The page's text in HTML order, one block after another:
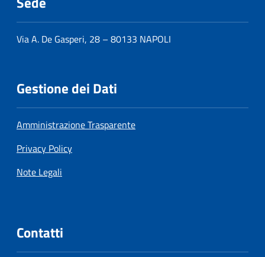
Via A. De Gasperi, 28 – 80133 NAPOLI
Gestione dei Dati
Amministrazione Trasparente
Privacy Policy
Note Legali
Contatti